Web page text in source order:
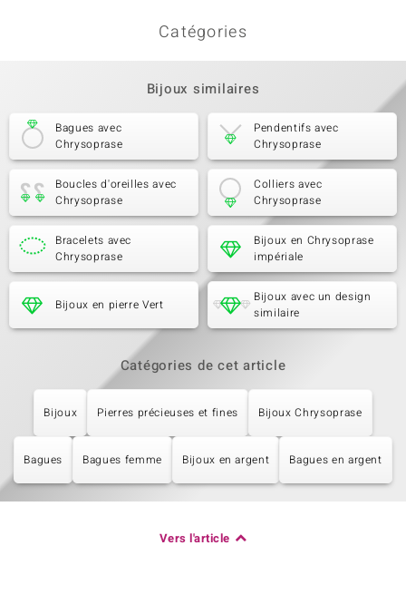
Catégories
Bijoux similaires
Bagues avec
Chrysoprase
Pendentifs avec
Chrysoprase
Boucles d'oreilles avec
Chrysoprase
Colliers avec
Chrysoprase
Bracelets avec
Chrysoprase
Bijoux en Chrysoprase
impériale
Bijoux en pierre Vert
Bijoux avec un design
similaire
Catégories de cet article
Bijoux Pierres précieuses et fines Bijoux Chrysoprase
Bagues Bagues femme Bijoux en argent Bagues en argent
Vers l'article